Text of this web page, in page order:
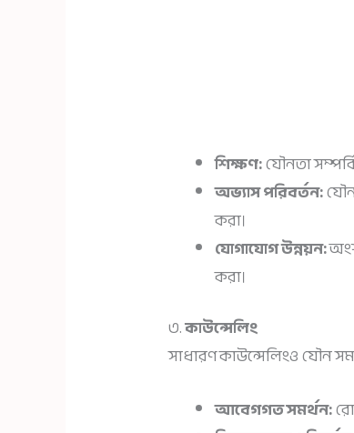
শিক্ষণ:যৌনতা
অভ্যাস পরিবর্তন:
করা।
যোগাযোগ উন্নয়ন:
করা।
৩.কাউন্সেলিং
সাধারণ কাউন্সেলিংও যৌন
আবেগগত সমর্থন: